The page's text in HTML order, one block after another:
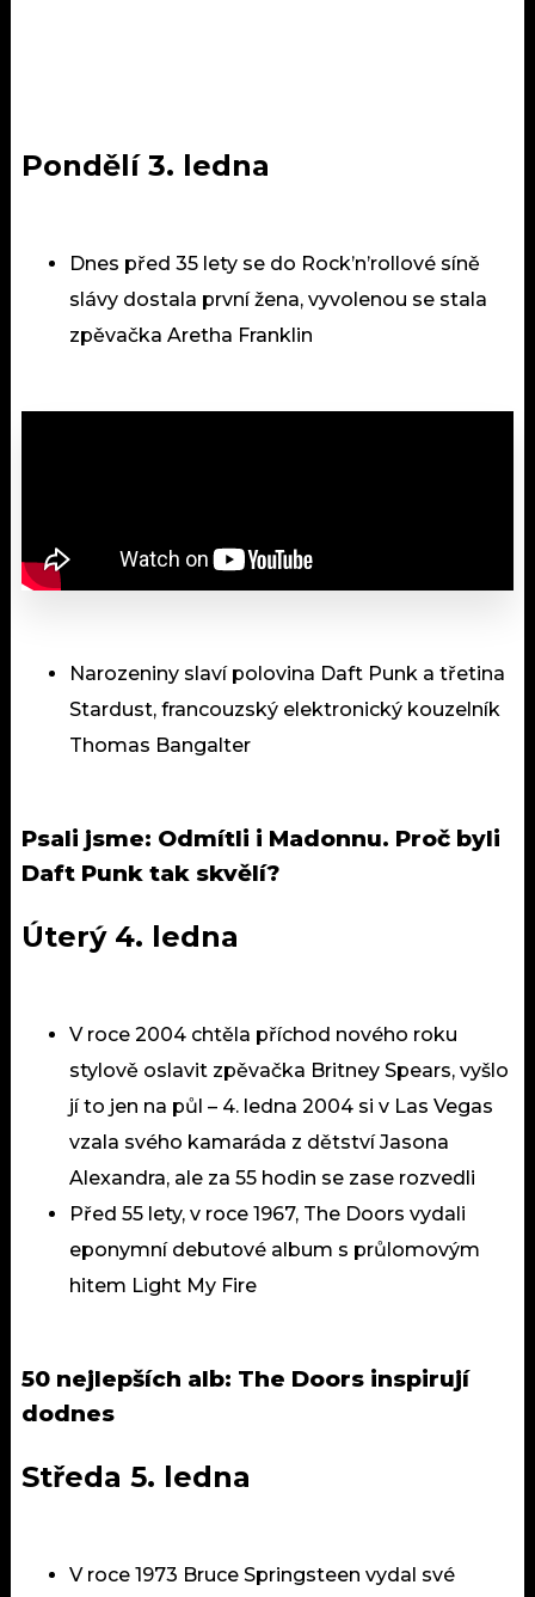
Pondělí 3. ledna
Dnes před 35 lety se do Rock’n’rollové síně
slávy dostala první žena, vyvolenou se stala
zpěvačka Aretha Franklin
Narozeniny slaví polovina Daft Punk a třetina
Stardust, francouzský elektronický kouzelník
Thomas Bangalter
Psali jsme: Odmítli i Madonnu. Proč byli
Daft Punk tak skvělí?
Úterý 4. ledna
V roce 2004 chtěla příchod nového roku
stylově oslavit zpěvačka Britney Spears, vyšlo
jí to jen na půl – 4. ledna 2004 si v Las Vegas
vzala svého kamaráda z dětství Jasona
Alexandra, ale za 55 hodin se zase rozvedli
Před 55 lety, v roce 1967, The Doors vydali
eponymní debutové album s průlomovým
hitem Light My Fire
50 nejlepších alb: The Doors inspirují
dodnes
Středa 5. ledna
V roce 1973 Bruce Springsteen vydal své